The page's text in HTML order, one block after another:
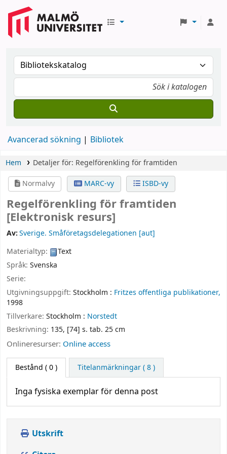
Avancerad sökning Bibliotek
Hem Detaljer för: Regelförenkling för framtiden
Normalvy
MARC-vy ISBD-vy
Regelförenkling för framtiden
[Elektronisk resurs]
Av:Sverige. Småföretagsdelegationen [aut]
Materialtyp:
Text
Språk: Svenska
Serie:
Utgivningsuppgift: Stockholm : Fritzes offentliga publikationer,
1998
Tillverkare: Stockholm : Norstedt
Beskrivning: 135, [74] s. tab. 25 cm
Onlineresurser: Online access
Bestånd ( 0 ) Titelanmärkningar ( 8 )
Inga fysiska exemplar för denna post
Utskrift